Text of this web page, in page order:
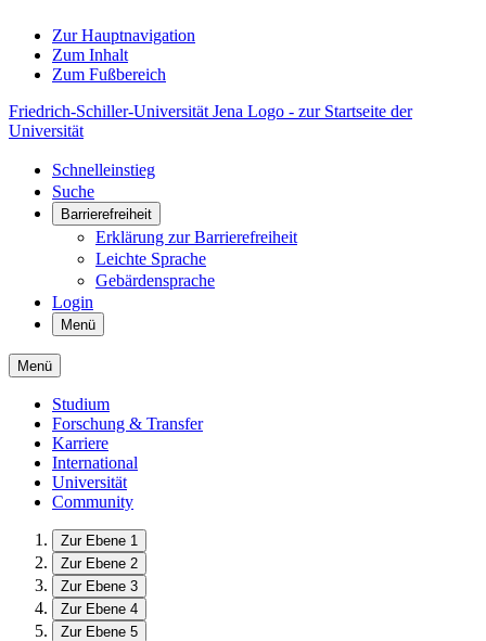
Zur Hauptnavigation
Zum Inhalt
Zum Fußbereich
Friedrich-Schiller-Universität Jena Logo - zur Startseite der
Universität
Schnelleinstieg
Suche
Barrierefreiheit
Erklärung zur Barrierefreiheit
Leichte Sprache
Gebärdensprache
Login
Menü
Menü
Studium
Forschung & Transfer
Karriere
International
Universität
Community
Zur Ebene 1
Zur Ebene 2
Zur Ebene 3
Zur Ebene 4
Zur Ebene 5